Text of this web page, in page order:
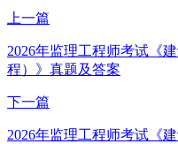
上一篇
2026年监理工程师考试《
程）》真题及答案
下一篇
2026年监理工程师考试《